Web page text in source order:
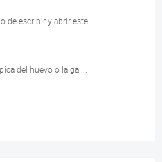
de escribir y abrir este...
del huevo o la gal...